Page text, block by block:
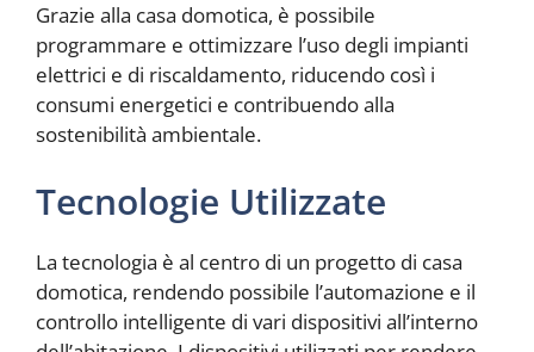
Grazie alla casa domotica, è possibile
programmare e ottimizzare l’uso degli impianti
elettrici e di riscaldamento, riducendo così i
consumi energetici e contribuendo alla
sostenibilità ambientale.
Tecnologie Utilizzate
La tecnologia è al centro di un progetto di casa
domotica, rendendo possibile l’automazione e il
controllo intelligente di vari dispositivi all’interno